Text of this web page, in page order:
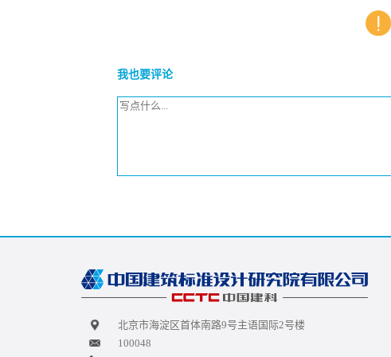
我也要评论
北京市海淀区首体南路9号主语国际2号楼
100048